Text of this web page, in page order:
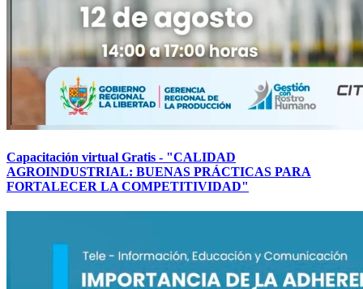
Capacitación virtual Gratis - "CALIDAD
AGROINDUSTRIAL: BUENAS PRÁCTICAS PARA
FORTALECER LA COMPETITIVIDAD"